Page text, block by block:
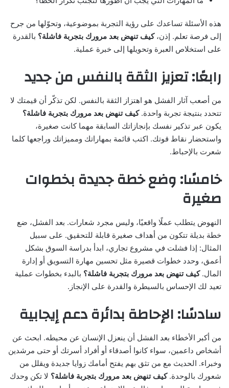
هذه الأسئلة تساعدك على رؤية التجربة بموضوعية، وتحوّلها من جرح
إلى فرصة تعلم. إذن،كيف تنهض بعد مرورك بتجربة فاشلة؟ بالقدرة
على استخلاص العبرة وتحويلها إلى خبرة عملية.
رابعًا: تعزيز الثقة بالنفس من جديد
من أصعب آثار الفشل هو اهتزاز الثقة بالنفس. لكن تذكّر أن قيمتك لا
تتحدد بنتيجة تجربة واحدة.كيف تنهض بعد مرورك بتجربة فاشلة؟
يكون عبر تذكير نفسك بإنجازاتك السابقة مهما كانت صغيرة،
واستحضار نقاط قوتك. اكتب قائمة بمهاراتك ومميزاتك وراجعها كلما
شعرت بالإحباط.
خامسًا: وضع خطة جديدة بخطوات
صغيرة
النهوض يتطلب عملًا واقعيًا، وليس مجرد شعارات. بعد الفشل، ضع
خطة بديلة تتكون من أهداف صغيرة قابلة للتحقيق. على سبيل
المثال: إذا فشلت في مشروع تجاري، ابدأ بدراسة السوق بشكل
أعمق، وحدد خطوات قصيرة مثل تحسين مهارة التسويق أو إدارة
المال.كيف تنهض بعد مرورك بتجربة فاشلة؟ بالبدء بخطوات عملية
تعيد لك الإحساس بالسيطرة والقدرة على الإنجاز.
سادسًا: الإحاطة بدائرة دعم إيجابية
من أكبر الأخطاء بعد الفشل أن ينعزل الإنسان عن محيطه. ابحث عن
أشخاص داعمين، سواء كانوا أصدقاء أو أفراد أسرتك أو حتى مرشدين
وخبراء. الحديث مع من تثق بهم يفتح أمامك زوايا جديدة ويقلل من
شعورك بالوحدة.كيف تنهض بعد مرورك بتجربة فاشلة؟ لا تكن وحدك